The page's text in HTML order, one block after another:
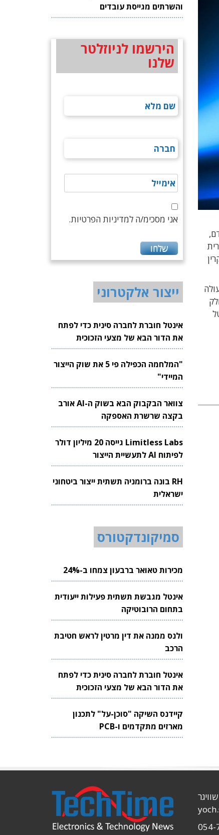
והשרתים מגייסת עובדים
הירשמו לניוזלטר
שלנו
אני מסכימ/ה למדיניות הפרטיות.
ייצור אלקטרוני
אינטל חוברת לחברה סינית כדי לפתח
את הדור הבא של מצעי הזכוכית
לשבבים
"המלחמה הכפילה פי 5 את שוק הייצור
המיידי"
צוואר הבקבוק הבא בשוק ה-AI אורב
בקצה שרשרת האספקה
Limitless Labs גייסה 20 מיליון דולר
לפיתוח AI לתעשיית הייצור
RH בונה ברומניה תשתית ייצור ביטחוני
ישראלית
סמיקונדקטורס
מכירות טאואר ברבעון צמחו ב-24%
אינטל מגבשת תשתית פעילות ייעודית
בתחום הרובוטיקה
ולנס ממנה את דין מרטין לראש חטיבת
הרכב
אינטל חוברת לחברה סינית כדי לפתח
את הדור הבא של מצעי הזכוכית
לשבבים
קיידנס השיקה "סוכן-על" לתכנון
מארזים מתקדמים ו-PCB
054-